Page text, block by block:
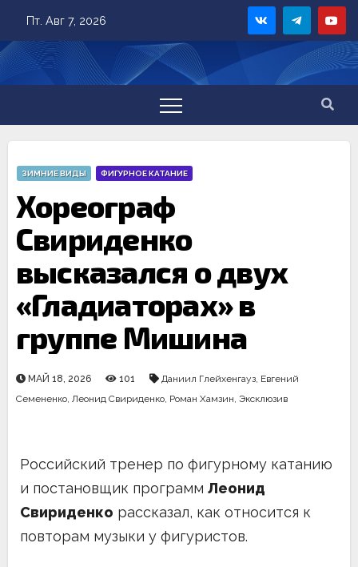
content
Пт. Авг 7, 2026
ЗИМНИЕ ВИДЫ ФИГУРНОЕ КАТАНИЕ
Хореограф
Свириденко
высказался о двух
«Гладиаторах» в
группе Мишина
МАЙ 18, 2026 101 Даниил Глейхенгауз, Евгений
Семененко, Леонид Свириденко, Роман Хамзин, Эксклюзив
Российский тренер по фигурному катанию
и постановщик программ Леонид
Свириденко рассказал, как относится к
повторам музыки у фигуристов.